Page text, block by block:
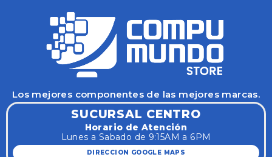
Los mejores componentes de las mejores marcas.
SUCURSAL CENTRO
Horario de Atención
Lunes a Sabado de 9:15AM a 6PM
DIRECCION GOOGLE MAPS